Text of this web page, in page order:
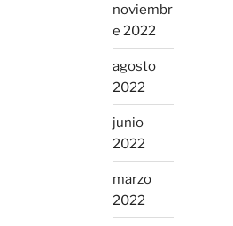
noviembr
e 2022
agosto
2022
junio
2022
marzo
2022